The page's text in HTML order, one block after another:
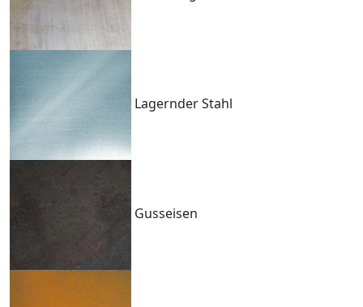
Lagernder Stahl
Gusseisen